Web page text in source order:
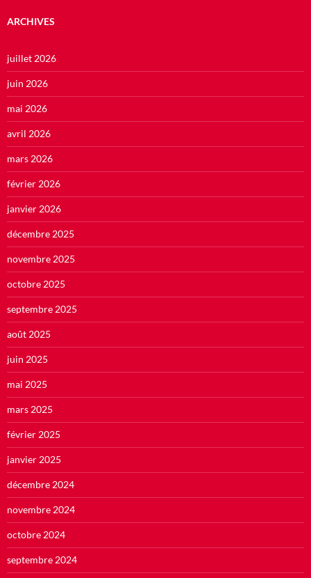
ARCHIVES
juillet 2026
juin 2026
mai 2026
avril 2026
mars 2026
février 2026
janvier 2026
décembre 2025
novembre 2025
octobre 2025
septembre 2025
août 2025
juin 2025
mai 2025
mars 2025
février 2025
janvier 2025
décembre 2024
novembre 2024
octobre 2024
septembre 2024